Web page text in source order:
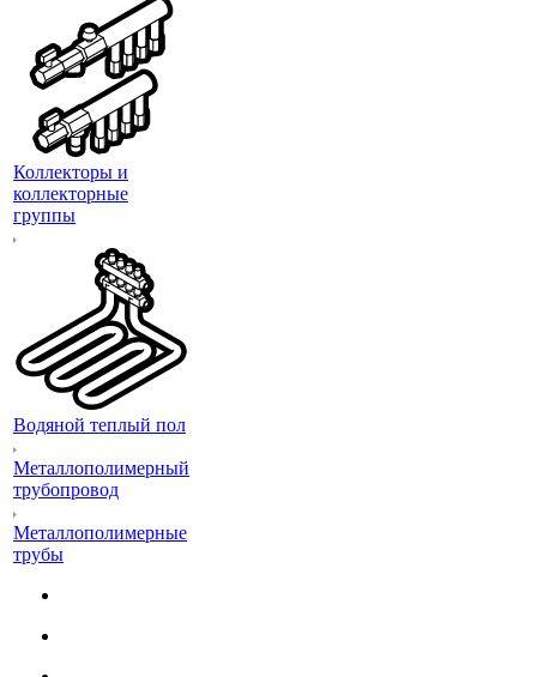
Коллекторы и
коллекторные
группы
Водяной теплый пол
Металлополимерный
трубопровод
Металлополимерные
трубы